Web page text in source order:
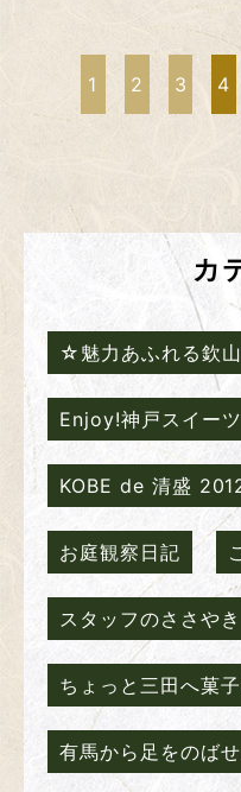
1 2 3 4
カ
☆魅力あふれる欽
Enjoy!神戸スイーツ
KOBE de 清盛
お庭観察日記
スタッフのささやき
ちょっと三田へ菓
有馬から足をのば